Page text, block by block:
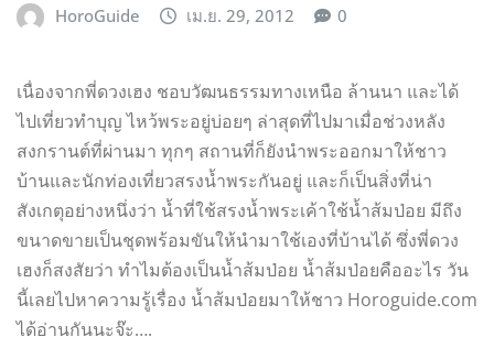
HoroGuide เม.ย. 29, 2012 0
เนื่องจากพี่ดวงเฮง ชอบวัฒนธรรมทางเหนือ ล้านนา และได้
ไปเที่ยวทำบุญ ไหว้พระอยู่บ่อยๆ ล่าสุดที่ไปมาเมื่อช่วงหลัง
สงกรานต์ที่ผ่านมา ทุกๆ สถานที่ก็ยังนำพระออกมาให้ชาว
บ้านและนักท่องเที่ยวสรงน้ำพระกันอยู่ และก็เป็นสิ่งที่น่า
สังเกตุอย่างหนึ่งว่า น้ำที่ใช้สรงน้ำพระเค้าใช้น้ำส้มป่อย มีถึง
ขนาดขายเป็นชุดพร้อมขันให้นำมาใช้เองที่บ้านได้ ซึ่งพี่ดวง
เฮงก็สงสัยว่า ทำไมต้องเป็นน้ำส้มป่อย น้ำส้มป่อยคืออะไร วัน
นี้เลยไปหาความรู้เรื่อง น้ำส้มป่อยมาให้ชาว Horoguide.com
ได้อ่านกันนะจ๊ะ….